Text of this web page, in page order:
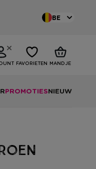
BE
FAVORIETEN MANDJE
PROMOTIESNIEUW